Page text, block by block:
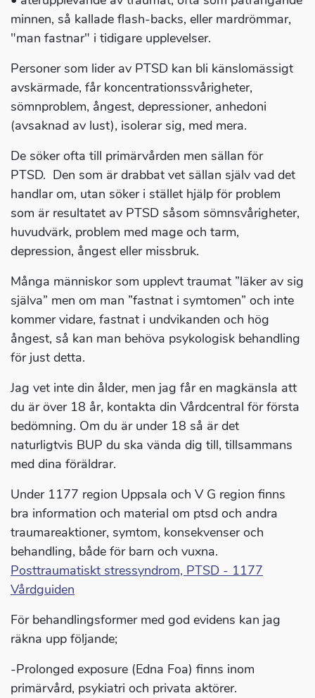
minnen, så kallade flash-backs, eller mardrömmar,
"man fastnar" i tidigare upplevelser.
Personer som lider av PTSD kan bli känslomässigt
avskärmade, får koncentrationssvårigheter,
sömnproblem, ångest, depressioner, anhedoni
(avsaknad av lust), isolerar sig, med mera.
De söker ofta till primärvården men sällan för
PTSD. Den som är drabbat vet sällan själv vad det
handlar om, utan söker i stället hjälp för problem
som är resultatet av PTSD såsom sömnsvårigheter,
huvudvärk, problem med mage och tarm,
depression, ångest eller missbruk.
Många människor som upplevt traumat ”läker av sig
själva” men om man ”fastnat i symtomen” och inte
kommer vidare, fastnat i undvikanden och hög
ångest, så kan man behöva psykologisk behandling
för just detta.
Jag vet inte din ålder, men jag får en magkänsla att
du är över 18 år, kontakta din Vårdcentral för första
bedömning. Om du är under 18 så är det
naturligtvis BUP du ska vända dig till, tillsammans
med dina föräldrar.
Under 1177 region Uppsala och V G region finns
bra information och material om ptsd och andra
traumareaktioner, symtom, konsekvenser och
behandling, både för barn och vuxna.
Posttraumatiskt stressyndrom, PTSD - 1177
Vårdguiden
För behandlingsformer med god evidens kan jag
räkna upp följande;
-Prolonged exposure (Edna Foa) finns inom
primärvård, psykiatri och privata aktörer.